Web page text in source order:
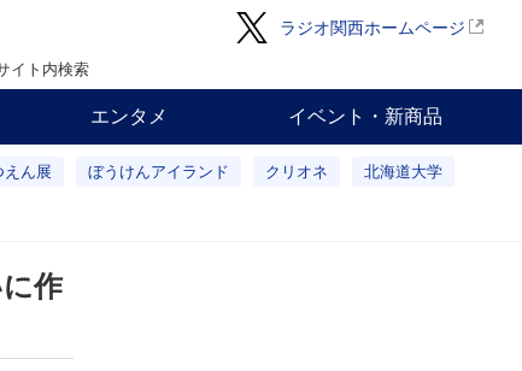
ラジオ関西ホームページ
イト内検索
エンタメ イベント・新商品
えん展 ぼうけんアイランド クリオネ 北海道大学
作